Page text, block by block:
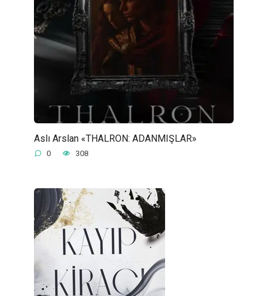
Aslı Arslan «THALRON: ADANMIŞLAR»
0 308